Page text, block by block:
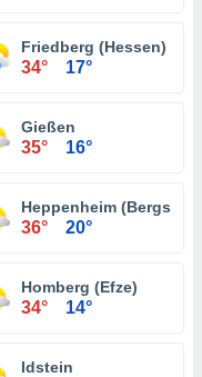
Friedberg (Hessen)
34° 17°
Gießen
35° 16°
Heppenheim
36° 20°
Homberg (Efze)
34° 14°
Idstein